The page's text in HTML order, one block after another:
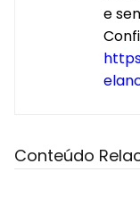
e
Conteúdo